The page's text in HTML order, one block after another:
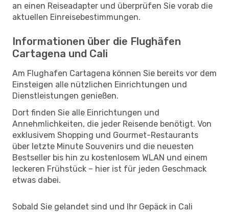
an einen Reiseadapter und überprüfen Sie vorab die
aktuellen Einreisebestimmungen.
Informationen über die Flughäfen
Cartagena und Cali
Am Flughafen Cartagena können Sie bereits vor dem
Einsteigen alle nützlichen Einrichtungen und
Dienstleistungen genießen.
Dort finden Sie alle Einrichtungen und
Annehmlichkeiten, die jeder Reisende benötigt. Von
exklusivem Shopping und Gourmet-Restaurants
über letzte Minute Souvenirs und die neuesten
Bestseller bis hin zu kostenlosem WLAN und einem
leckeren Frühstück – hier ist für jeden Geschmack
etwas dabei.
Sobald Sie gelandet sind und Ihr Gepäck in Cali